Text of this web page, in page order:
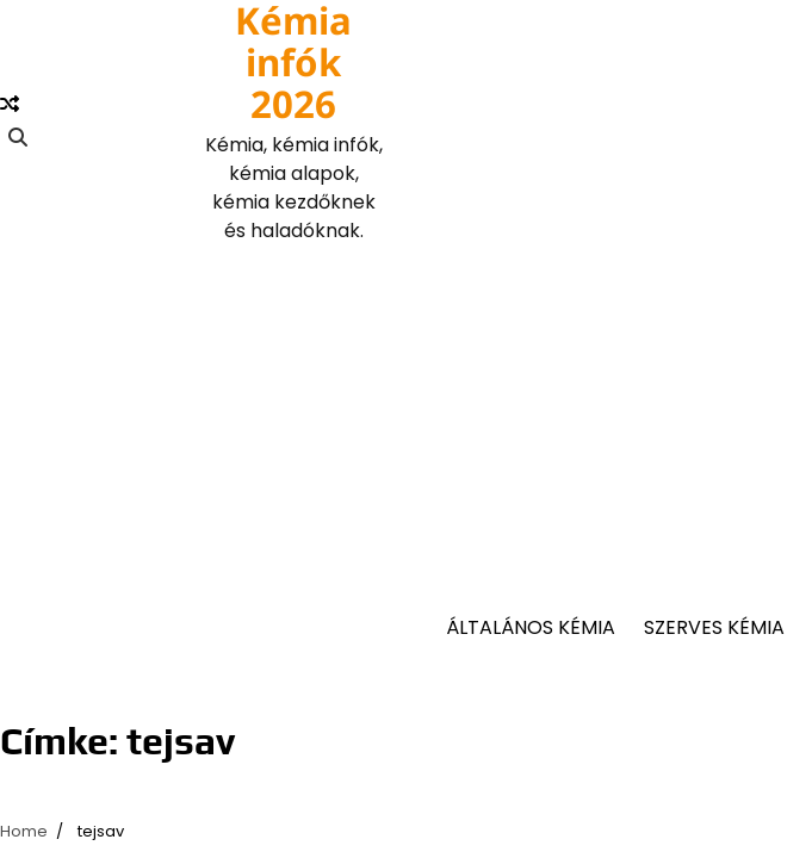
Kémia
infók
2026
Kémia, kémia infók,
kémia alapok,
kémia kezdőknek
és haladóknak.
ÁLTALÁNOS KÉMIA SZERVES KÉMIA
Címke: tejsav
Home tejsav